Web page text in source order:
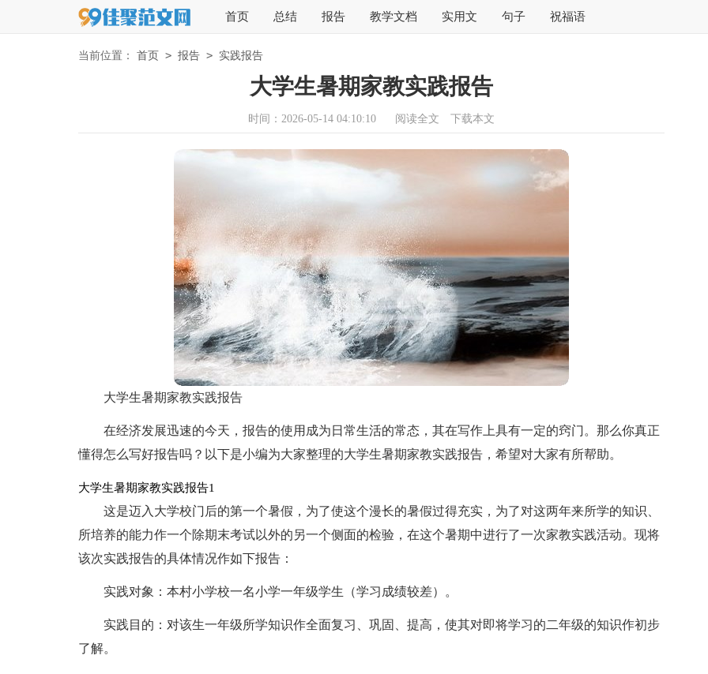
首页 总结 报告 教学文档 实用文 句子 祝福语
当前位置： 首页 > 报告 > 实践报告
大学生暑期家教实践报告
时间：2026-05-14 04:10:10 阅读全文 下载本文
大学生暑期家教实践报告
在经济发展迅速的今天，报告的使用成为日常生活的常态，其在写作上具有一定的窍门。那么你真正
懂得怎么写好报告吗？以下是小编为大家整理的大学生暑期家教实践报告，希望对大家有所帮助。
大学生暑期家教实践报告1
这是迈入大学校门后的第一个暑假，为了使这个漫长的暑假过得充实，为了对这两年来所学的知识、
所培养的能力作一个除期末考试以外的另一个侧面的检验，在这个暑期中进行了一次家教实践活动。现将
该次实践报告的具体情况作如下报告：
实践对象：本村小学校一名小学一年级学生（学习成绩较差）。
实践目的：对该生一年级所学知识作全面复习、巩固、提高，使其对即将学习的二年级的知识作初步
了解。